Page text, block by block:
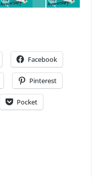
Facebook
Pinterest
Pocket